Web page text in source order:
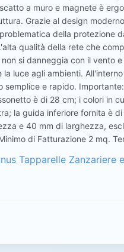
a muro e magnete è
Grazie al design
della protezione
qualità della rete che
si danneggia con il vento
luce agli ambienti.
e rapido.
è di 28 cm; i colori in
la guida inferiore fornita è
e 40 mm di larghezza,
di Fatturazione 2 mq.
Tapparelle Zanzariere